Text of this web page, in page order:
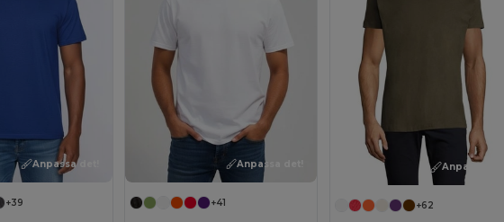
Anpassa det!
+39
Anpassa det!
+41
Anpassa det!
+62